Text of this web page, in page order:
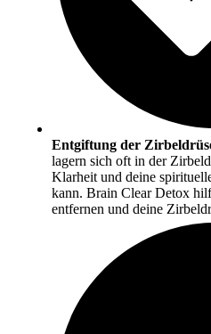
Entgiftung der
lagern sich oft in der
Klarheit und deine
kann. Brain Clear Detox
entfernen und deine